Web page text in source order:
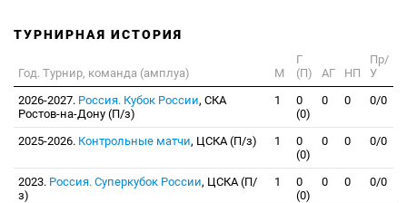
ТУРНИРНАЯ ИСТОРИЯ
Год. Турнир, команда (амплуа) М
Г
(П)
АГ НП
Пр/
У
2026-2027. Россия. Кубок России, СКА
Ростов-на-Дону (П/з)
1
0
(0)
0 0 0/0
2025-2026. Контрольные матчи, ЦСКА (П/з) 1
0
(0)
0 0 0/0
2023. Россия. Суперкубок России, ЦСКА (П/
з)
1
0
(0)
0 0 0/0